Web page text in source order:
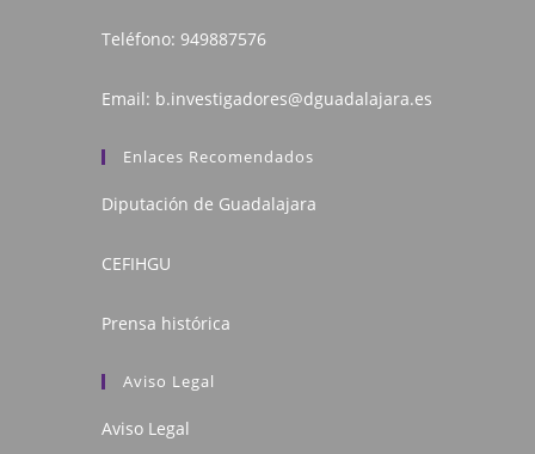
Teléfono: 949887576
Email: b.investigadores@dguadalajara.es
Enlaces Recomendados
Diputación de Guadalajara
CEFIHGU
Prensa histórica
Aviso Legal
Aviso Legal